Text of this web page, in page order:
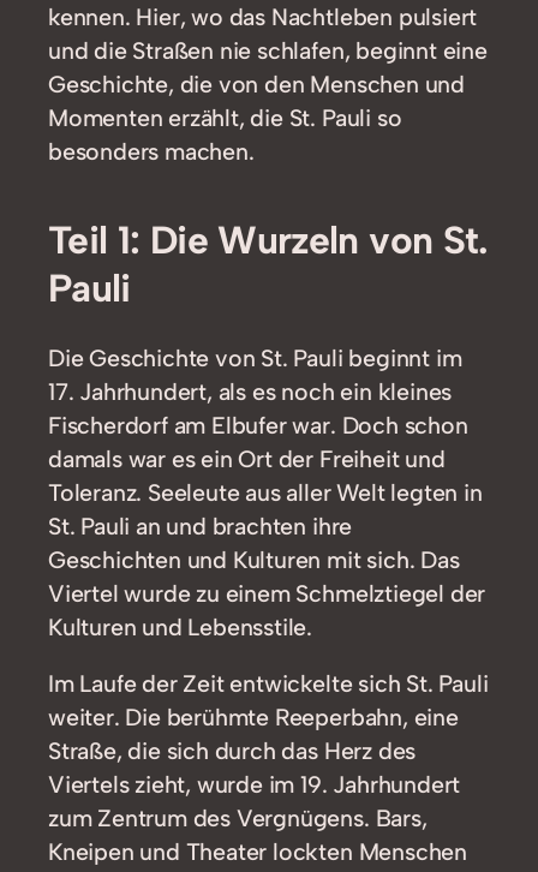
kennen. Hier, wo das Nachtleben pulsiert
und die Straßen nie schlafen, beginnt eine
Geschichte, die von den Menschen und
Momenten erzählt, die St. Pauli so
besonders machen.
Teil 1: Die Wurzeln von St.
Pauli
Die Geschichte von St. Pauli beginnt im
17. Jahrhundert, als es noch ein kleines
Fischerdorf am Elbufer war. Doch schon
damals war es ein Ort der Freiheit und
Toleranz. Seeleute aus aller Welt legten in
St. Pauli an und brachten ihre
Geschichten und Kulturen mit sich. Das
Viertel wurde zu einem Schmelztiegel der
Kulturen und Lebensstile.
Im Laufe der Zeit entwickelte sich St. Pauli
weiter. Die berühmte Reeperbahn, eine
Straße, die sich durch das Herz des
Viertels zieht, wurde im 19. Jahrhundert
zum Zentrum des Vergnügens. Bars,
Kneipen und Theater lockten Menschen